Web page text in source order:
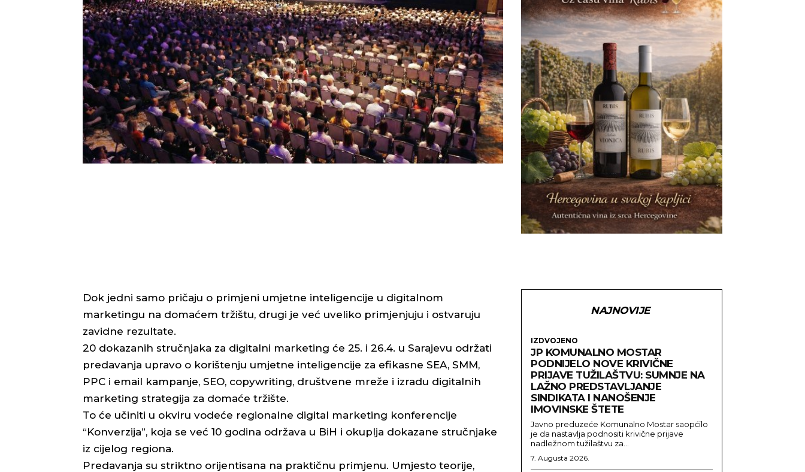
Dok jedni samo pričaju o primjeni umjetne inteligencije u digitalnom
marketingu na domaćem tržištu, drugi je već uveliko primjenjuju i ostvaruju
zavidne rezultate.
20 dokazanih stručnjaka za digitalni marketing će 25. i 26.4. u Sarajevu održati
predavanja upravo o korištenju umjetne inteligencije za efikasne SEA, SMM,
PPC i email kampanje, SEO, copywriting, društvene mreže i izradu digitalnih
marketing strategija za domaće tržište.
To će učiniti u okviru vodeće regionalne digital marketing konferencije
“Konverzija”, koja se već 10 godina održava u BiH i okuplja dokazane stručnjake
iz cijelog regiona.
Predavanja su striktno orijentisana na praktičnu primjenu. Umjesto teorije,
NAJNOVIJE
IZDVOJENO
JP KOMUNALNO MOSTAR
PODNIJELO NOVE KRIVIČNE
PRIJAVE TUŽILAŠTVU: SUMNJE NA
LAŽNO PREDSTAVLJANJE
SINDIKATA I NANOŠENJE
IMOVINSKE ŠTETE
Javno preduzeće Komunalno Mostar saopćilo
je da nastavlja podnositi krivične prijave
nadležnom tužilaštvu za...
7. Augusta 2026.